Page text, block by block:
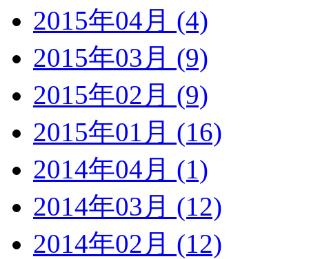
2015年04月 (4)
2015年03月 (9)
2015年02月 (9)
2015年01月 (16)
2014年04月 (1)
2014年03月 (12)
2014年02月 (12)